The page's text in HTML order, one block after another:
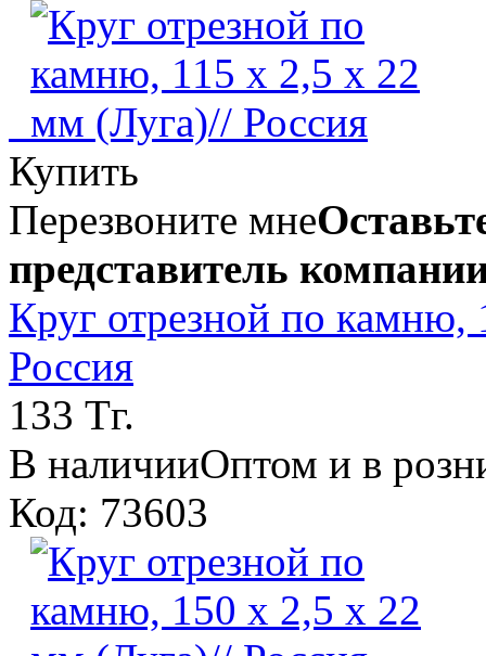
Купить
Перезвоните мне
представитель
Круг отрезной по
Россия
133 Тг.
В наличииОптом и в
Код: 73603